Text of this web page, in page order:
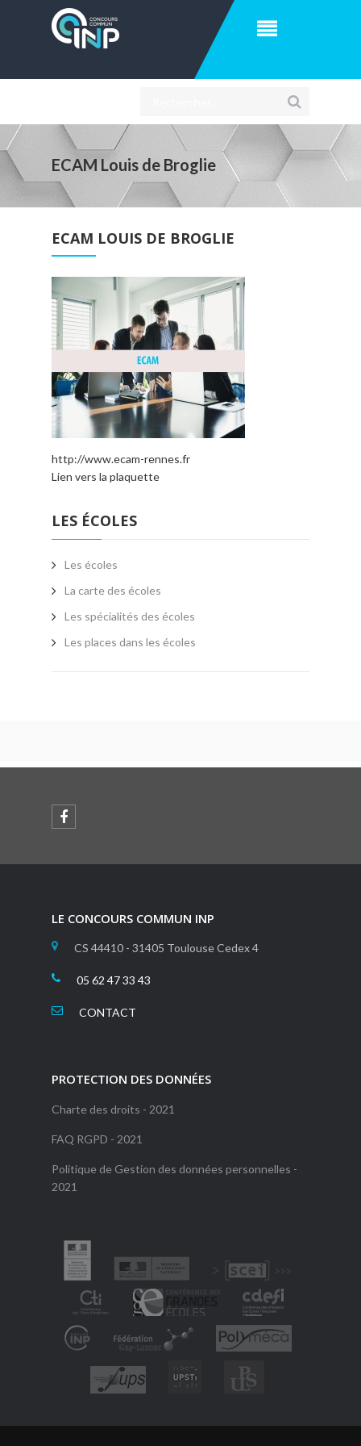
ECAM Louis de Broglie
ECAM LOUIS DE BROGLIE
http://www.ecam-rennes.fr
Lien vers la plaquette
LES ÉCOLES
Les écoles
La carte des écoles
Les spécialités des écoles
Les places dans les écoles
LE CONCOURS COMMUN INP
CS 44410 - 31405 Toulouse Cedex 4
05 62 47 33 43
CONTACT
PROTECTION DES DONNÉES
Charte des droits - 2021
FAQ RGPD - 2021
Politique de Gestion des données personnelles -
2021